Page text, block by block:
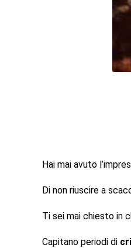
Hai mai avuto
Di non riuscire a
Ti sei mai chiesto in
Capitano periodi di